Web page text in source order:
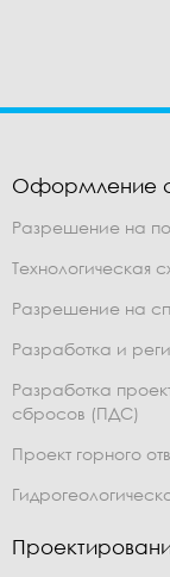
Оформление
Разрешение на
Технологическая
Разрешение на
Разработка и
Разработка
сбросов (ПДС)
Проект горного